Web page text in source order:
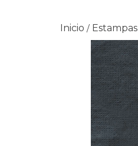
Inicio / Estampas